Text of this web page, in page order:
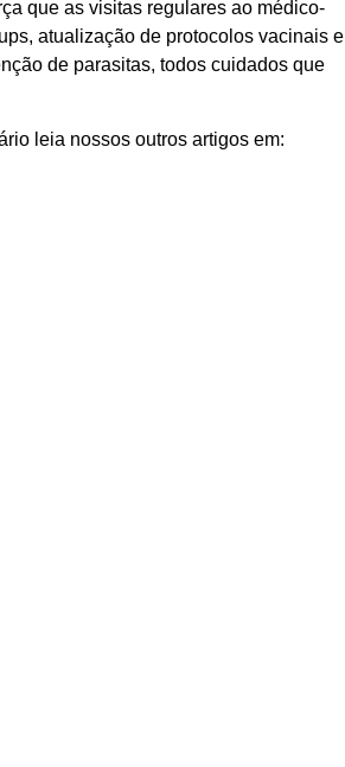
que as visitas regulares ao médico-
atualização de protocolos vacinais e
de parasitas, todos cuidados que
leia nossos outros artigos em: